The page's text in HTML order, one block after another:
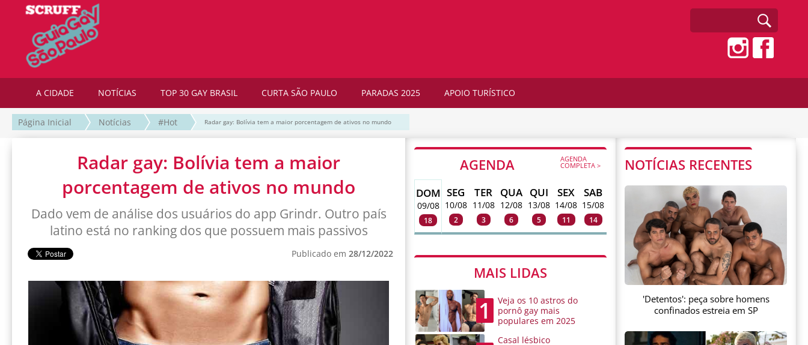
A CIDADE NOTÍCIAS TOP 30 GAY BRASIL CURTA SÃO PAULO PARADAS 2025 APOIO TURÍSTICO
Página Inicial Notícias #Hot Radar gay: Bolívia tem a maior porcentagem de ativos no mundo
Radar gay: Bolívia tem a maior
porcentagem de ativos no mundo
Dado vem de análise dos usuários do app Grindr. Outro país
latino está no ranking dos que possuem mais passivos
Publicado em 28/12/2022
AGENDA AGENDA
COMPLETA >
DOM
09/08
18
SEG
10/08
2
TER
11/08
3
QUA
12/08
6
QUI
13/08
5
SEX
14/08
11
SAB
15/08
14
MAIS LIDAS
1
Veja os 10 astros do
pornô gay mais
populares em 2025
Casal lésbico
NOTÍCIAS RECENTES
'Detentos': peça sobre homens
confinados estreia em SP